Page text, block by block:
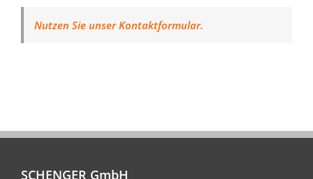
Nutzen Sie unser Kontaktformular.
SCHENGER GmbH